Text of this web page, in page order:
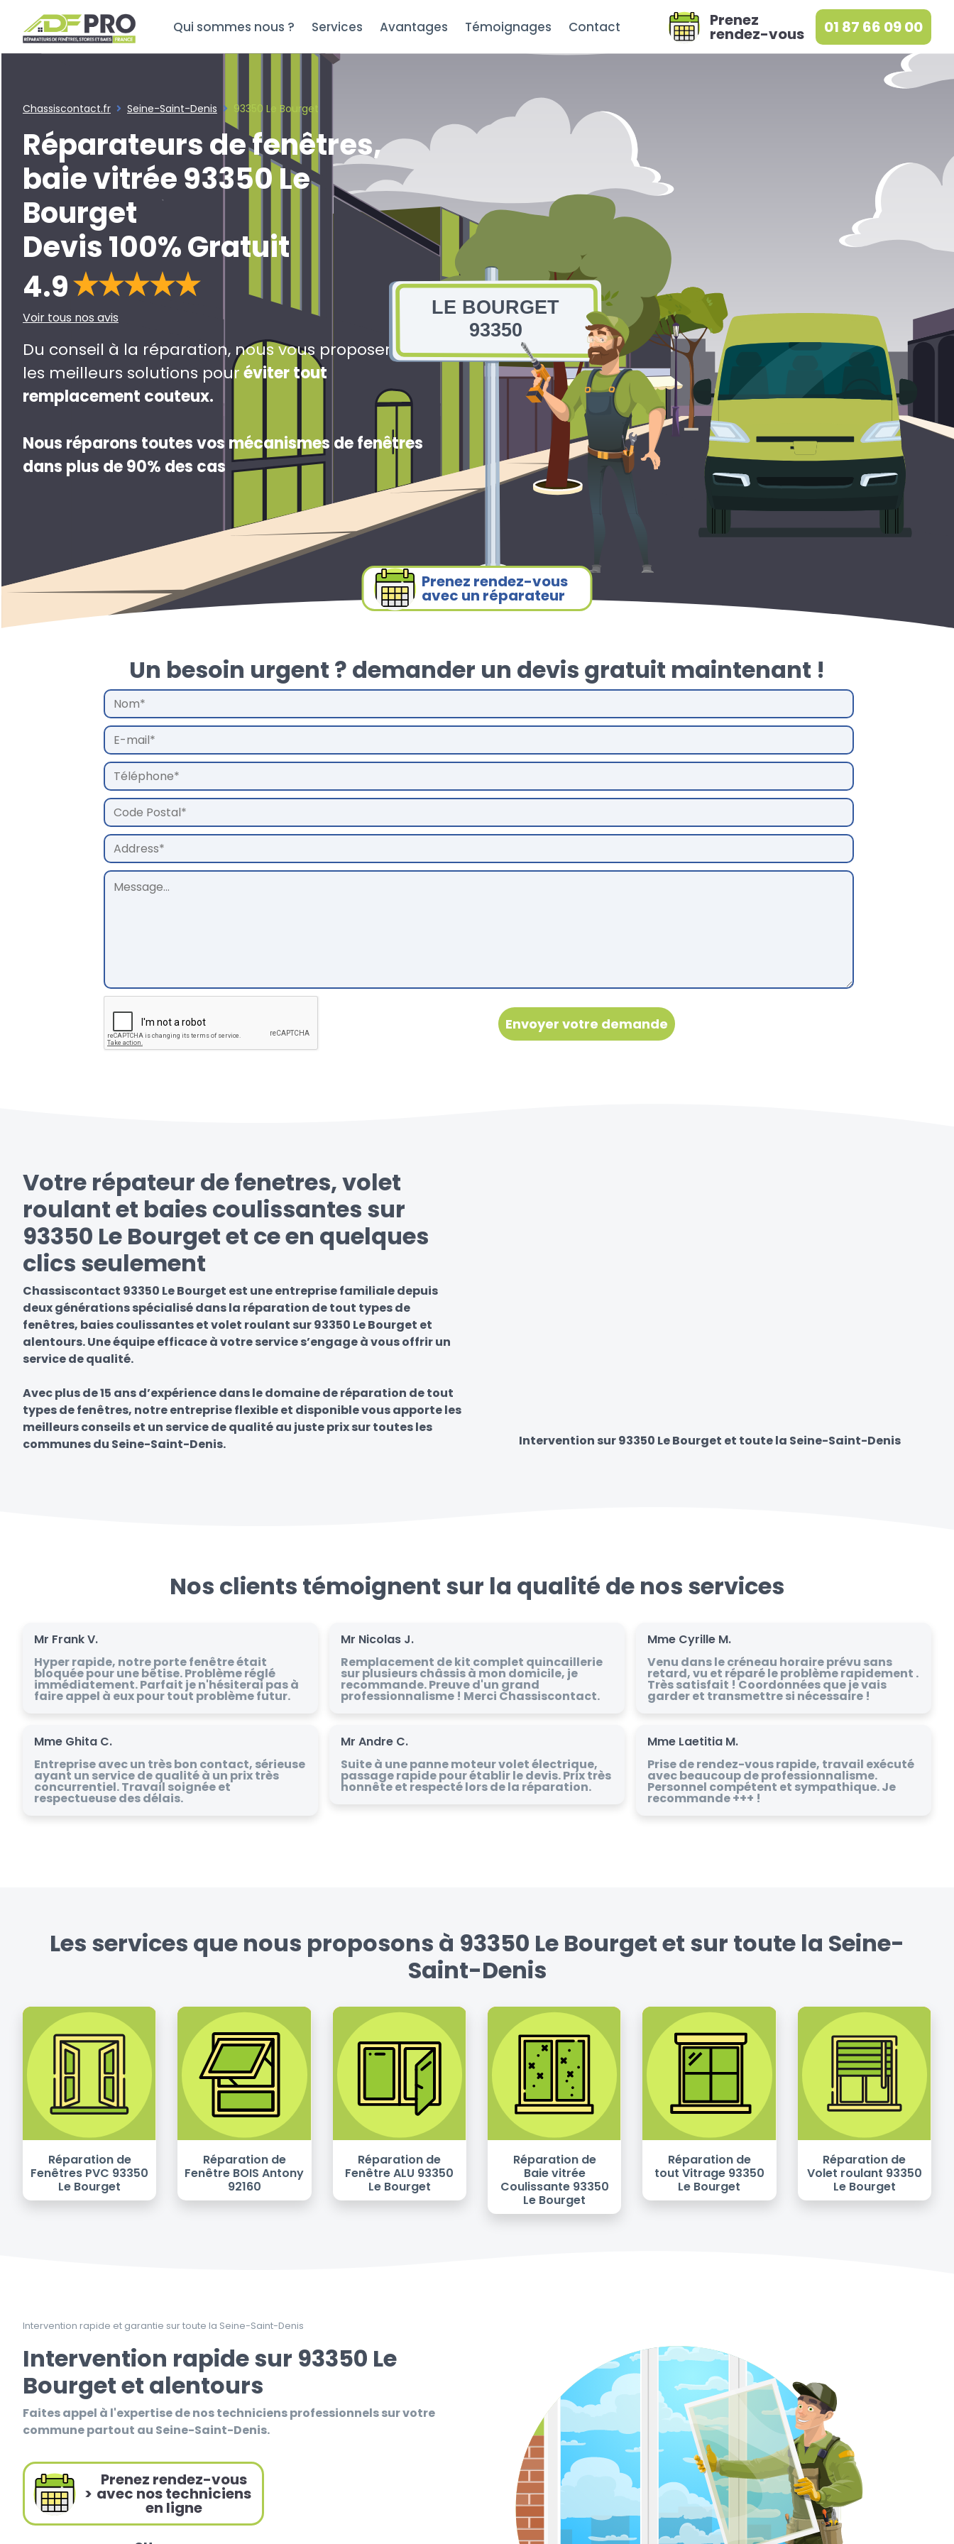
Qui sommes nous ? Services Avantages Témoignages Contact Prenez
rendez-vous 01 87 66 09 00
Chassiscontact.fr Seine-Saint-Denis 93350 Le Bourget
Réparateurs de fenêtres,
baie vitrée 93350 Le
Bourget
Devis 100% Gratuit
4.9
Voir tous nos avis
Du conseil à la réparation, nous vous proposerons
les meilleurs solutions pouréviter tout
remplacement couteux.
Nous réparons toutes vos mécanismes de fenêtres
dans plus de 90% des cas
LE BOURGET
93350
Prenez rendez-vous
avec un réparateur
Un besoin urgent ? demander un devis gratuit maintenant !
Votre répateur de fenetres, volet
roulant et baies coulissantes sur
93350 Le Bourget et ce en quelques
clics seulement
Chassiscontact 93350 Le Bourget est une entreprise familiale depuis
deux générations spécialisé dans la réparation de tout types de
fenêtres, baies coulissantes et volet roulant sur 93350 Le Bourget et
alentours. Une équipe efficace à votre service s’engage à vous offrir un
service de qualité.
Avec plus de 15 ans d’expérience dans le domaine de réparation de tout
types de fenêtres, notre entreprise flexible et disponible vous apporte les
meilleurs conseils et un service de qualité au juste prix sur toutes les
communes du Seine-Saint-Denis.
Intervention sur 93350 Le Bourget et toute la Seine-Saint-Denis
Nos clients témoignent sur la qualité de nos services
Mr Frank V.
Hyper rapide, notre porte fenêtre était
bloquée pour une bêtise. Problème réglé
immédiatement. Parfait je n'hésiterai pas à
faire appel à eux pour tout problème futur.
Mr Nicolas J.
Remplacement de kit complet quincaillerie
sur plusieurs châssis à mon domicile, je
recommande. Preuve d'un grand
professionnalisme ! Merci Chassiscontact.
Mme Cyrille M.
Venu dans le créneau horaire prévu sans
retard, vu et réparé le problème rapidement .
Très satisfait ! Coordonnées que je vais
garder et transmettre si nécessaire !
Mme Ghita C.
Entreprise avec un très bon contact, sérieuse
ayant un service de qualité à un prix très
concurrentiel. Travail soignée et
respectueuse des délais.
Mr Andre C.
Suite à une panne moteur volet électrique,
passage rapide pour établir le devis. Prix très
honnête et respecté lors de la réparation.
Mme Laetitia M.
Prise de rendez-vous rapide, travail exécuté
avec beaucoup de professionnalisme.
Personnel compétent et sympathique. Je
recommande +++ !
Les services que nous proposons à 93350 Le Bourget et sur toute la Seine-
Saint-Denis
Réparation de
Fenêtres PVC 93350
Le Bourget
Réparation de
Fenêtre BOIS Antony
92160
Réparation de
Fenêtre ALU 93350
Le Bourget
Réparation de
Baie vitrée
Coulissante 93350
Le Bourget
Réparation de
tout Vitrage 93350
Le Bourget
Réparation de
Volet roulant 93350
Le Bourget
Intervention rapide et garantie sur toute la Seine-Saint-Denis
Intervention rapide sur 93350 Le
Bourget et alentours
Faites appel à l'expertise de nos techniciens professionnels sur votre
commune partout au Seine-Saint-Denis.
>
Prenez rendez-vous
avec nos techniciens
en ligne